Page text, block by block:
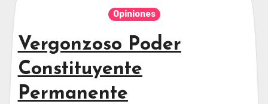
Opiniones
Vergonzoso Poder
Constituyente
Permanente